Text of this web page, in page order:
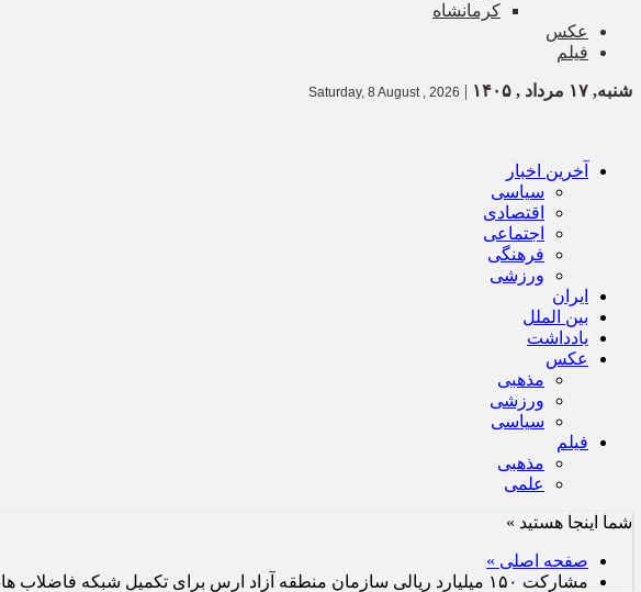
کرمانشاه
عکس
فیلم
شنبه, ۱۷ مرداد , ۱۴۰۵ |
Saturday, 8 August , 2026
آخرین اخبار
سیاسی
اقتصادی
اجتماعی
فرهنگی
ورزشی
ایران
بین الملل
یادداشت
عکس
مذهبی
ورزشی
سیاسی
فیلم
مذهبی
علمی
شما اینجا هستید »
صفحه اصلی »
مشارکت ۱۵۰ میلیارد ریالی سازمان منطقه آزاد ارس برای تکمیل شبکه فاضلاب هادیشهر